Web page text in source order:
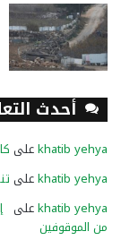
أحدث
khatib yehyaعلى
khatib yehyaعلى
khatib yehyaعلى
من الموقوفين